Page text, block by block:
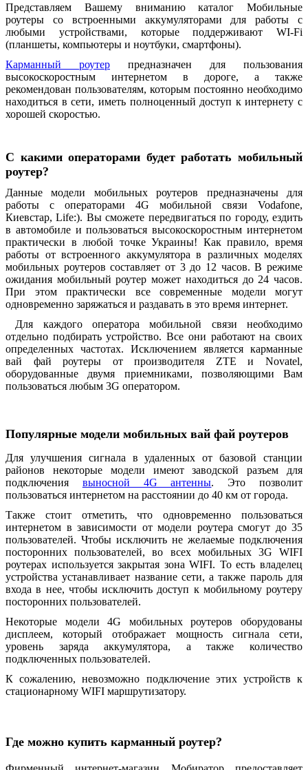
Представляем Вашему вниманию каталог Мобильные
роутеры со встроенными аккумуляторами для работы с
любыми устройствами, которые поддерживают WI-Fi
(планшеты, компьютеры и ноутбуки, смартфоны).
Карманный роутер предназначен для пользования
высокоскоростным интернетом в дороге, а также
рекомендован пользователям, которым постоянно необходимо
находиться в сети, иметь полноценный доступ к интернету с
хорошей скоростью.
С какими операторами будет работать мобильный
роутер?
Данные модели мобильных роутеров предназначены для
работы с операторами 4G мобильной связи Vodafone,
Киевстар, Life:). Вы сможете передвигаться по городу, ездить
в автомобиле и пользоваться высокоскоростным интернетом
практически в любой точке Украины! Как правило, время
работы от встроенного аккумулятора в различных моделях
мобильных роутеров составляет от 3 до 12 часов. В режиме
ожидания мобильный роутер может находиться до 24 часов.
При этом практически все современные модели могут
одновременно заряжаться и раздавать в это время интернет.
Для каждого оператора мобильной связи необходимо
отдельно подбирать устройство. Все они работают на своих
определенных частотах. Исключением является карманные
вай фай роутеры от производителя ZTE и Novatel,
оборудованные двумя приемниками, позволяющими Вам
пользоваться любым 3G оператором.
Популярные модели мобильных вай фай роутеров
Для улучшения сигнала в удаленных от базовой станции
районов некоторые модели имеют заводской разъем для
подключения выносной 4G антенны. Это позволит
пользоваться интернетом на расстоянии до 40 км от города.
Также стоит отметить, что одновременно пользоваться
интернетом в зависимости от модели роутера смогут до 35
пользователей. Чтобы исключить не желаемые подключения
посторонних пользователей, во всех мобильных 3G WIFI
роутерах используется закрытая зона WIFI. То есть владелец
устройства устанавливает название сети, а также пароль для
входа в нее, чтобы исключить доступ к мобильному роутеру
посторонних пользователей.
Некоторые модели 4G мобильных роутеров оборудованы
дисплеем, который отображает мощность сигнала сети,
уровень заряда аккумулятора, а также количество
подключенных пользователей.
К сожалению, невозможно подключение этих устройств к
стационарному WIFI маршрутизатору.
Где можно купить карманный роутер?